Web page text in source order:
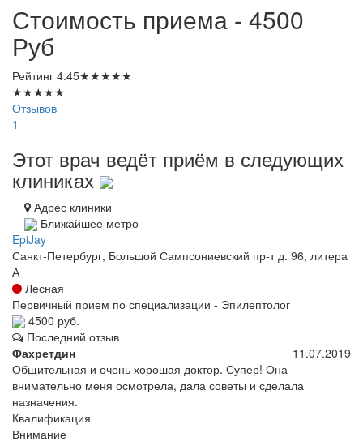
Стоимость приема - 4500
Руб
Рейтинг 4.45★★★★★
★★★★★
Отзывов
1
Этот врач ведёт приём в следующих
клиниках
Адрес клиники
Ближайшее метро
EpiJay
Санкт-Петербург, Большой Сампсониевский пр-т д. 96, литера
А
Лесная
Первичный прием по специализации - Эпилептолог
4500 руб.
Последний отзыв
Фахретдин
11.07.2019
Общительная и очень хорошая доктор. Супер! Она
внимательно меня осмотрела, дала советы и сделала
назначения.
Квалификация
Внимание